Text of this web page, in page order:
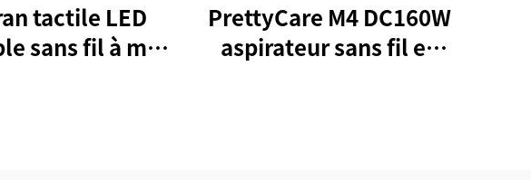
tactile LED
sans fil à main
PrettyCare M4 DC160W
aspirateur sans fil en